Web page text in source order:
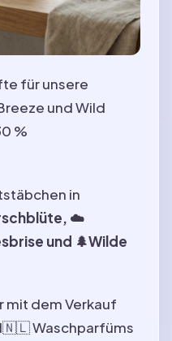
für unsere
und Wild
%
in
☁️
und 🌲Wilde
mit dem Verkauf
Waschparfüms